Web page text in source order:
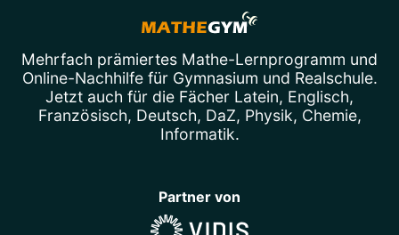
Mehrfach prämiertes Mathe-Lernprogramm und
Online-Nachhilfefür Gymnasium und Realschule.
Jetzt auch für die Fächer Latein, Englisch,
Französisch, Deutsch, DaZ, Physik, Chemie,
Informatik.
Partner von